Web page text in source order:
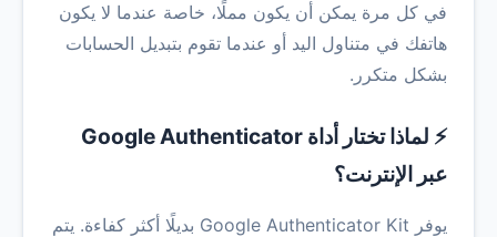
في كل مرة يمكن أن يكون مملًا، خاصة عندما لا يكون
هاتفك في متناول اليد أو عندما تقوم بتبديل الحسابات
بشكل متكرر.
⚡ لماذا تختار أداة Google Authenticator
عبر الإنترنت؟
يوفر Google Authenticator Kit بديلًا أكثر كفاءة. يتم